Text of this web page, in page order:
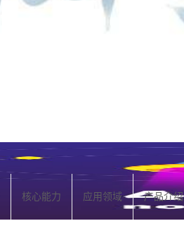
核心能力 应用领域 产品介绍